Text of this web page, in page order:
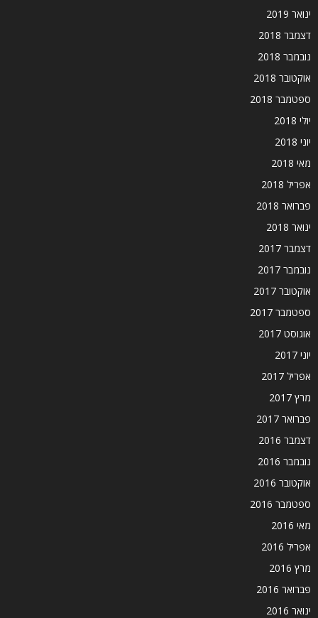
ינואר 2019
דצמבר 2018
נובמבר 2018
אוקטובר 2018
ספטמבר 2018
יולי 2018
יוני 2018
מאי 2018
אפריל 2018
פברואר 2018
ינואר 2018
דצמבר 2017
נובמבר 2017
אוקטובר 2017
ספטמבר 2017
אוגוסט 2017
יוני 2017
אפריל 2017
מרץ 2017
פברואר 2017
דצמבר 2016
נובמבר 2016
אוקטובר 2016
ספטמבר 2016
מאי 2016
אפריל 2016
מרץ 2016
פברואר 2016
ינואר 2016